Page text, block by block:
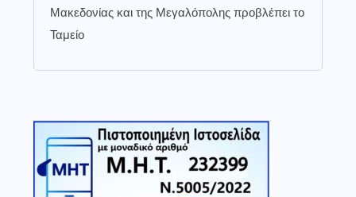
Μακεδονίας και της Μεγαλόπολης προβλέπει το
Ταμείο